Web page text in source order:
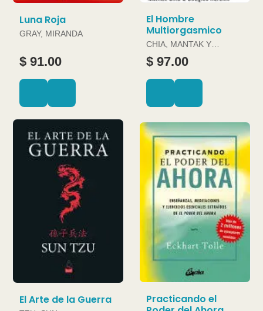
Luna Roja
GRAY, MIRANDA
$ 91.00
El Hombre
Multiorgasmico
CHIA, MANTAK Y
DOUGLAS ABRAMS
$ 97.00
El Arte de la Guerra
Practicando el